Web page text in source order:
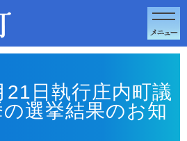
ジの本文へ移動
21日執行庄内町議
選挙結果のお知